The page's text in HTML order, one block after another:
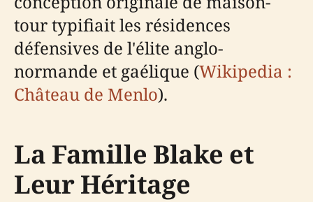
tour typifiait les résidences
défensives de l'élite anglo-
normande et gaélique (Wikipedia :
Château de Menlo).
La Famille Blake et
Leur Héritage